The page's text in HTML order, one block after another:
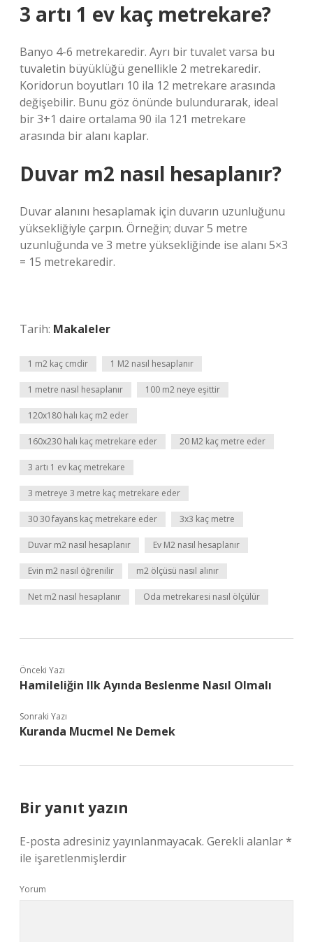
3 artı 1 ev kaç metrekare?
Banyo 4-6 metrekaredir. Ayrı bir tuvalet varsa bu
tuvaletin büyüklüğü genellikle 2 metrekaredir.
Koridorun boyutları 10 ila 12 metrekare arasında
değişebilir. Bunu göz önünde bulundurarak, ideal
bir 3+1 daire ortalama 90 ila 121 metrekare
arasında bir alanı kaplar.
Duvar m2 nasıl hesaplanır?
Duvar alanını hesaplamak için duvarın uzunluğunu
yüksekliğiyle çarpın. Örneğin; duvar 5 metre
uzunluğunda ve 3 metre yüksekliğinde ise alanı 5×3
= 15 metrekaredir.
Tarih: Makaleler
1 m2 kaç cmdir 1 M2 nasıl hesaplanır
1 metre nasıl hesaplanır 100 m2 neye eşittir
120x180 halı kaç m2 eder
160x230 halı kaç metrekare eder 20 M2 kaç metre eder
3 artı 1 ev kaç metrekare
3 metreye 3 metre kaç metrekare eder
30 30 fayans kaç metrekare eder 3x3 kaç metre
Duvar m2 nasıl hesaplanır Ev M2 nasıl hesaplanır
Evin m2 nasıl öğrenilir m2 ölçüsü nasıl alınır
Net m2 nasıl hesaplanır Oda metrekaresi nasıl ölçülür
Önceki Yazı
Hamileliğin Ilk Ayında Beslenme Nasıl Olmalı
Sonraki Yazı
Kuranda Mucmel Ne Demek
Bir yanıt yazın
E-posta adresiniz yayınlanmayacak. Gerekli alanlar*
ile işaretlenmişlerdir
Yorum